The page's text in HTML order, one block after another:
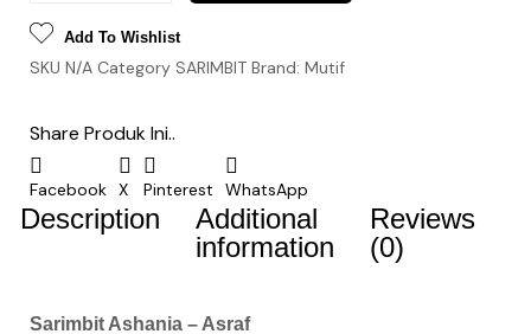
Add To Wishlist
SKU N/A Category SARIMBIT Brand: Mutif
Share Produk Ini..
Facebook X Pinterest WhatsApp
Description
Additional
information
Reviews
(0)
Sarimbit Ashania – Asraf